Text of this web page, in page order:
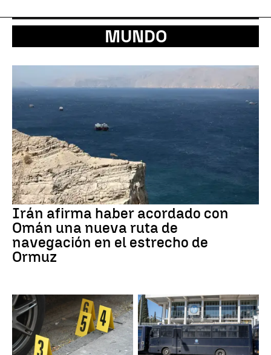
MUNDO
Irán afirma haber acordado con
Omán una nueva ruta de
navegación en el estrecho de
Ormuz